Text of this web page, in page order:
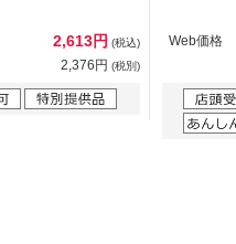
2,613円 (税込)
2,376円 (税別)
Web価格